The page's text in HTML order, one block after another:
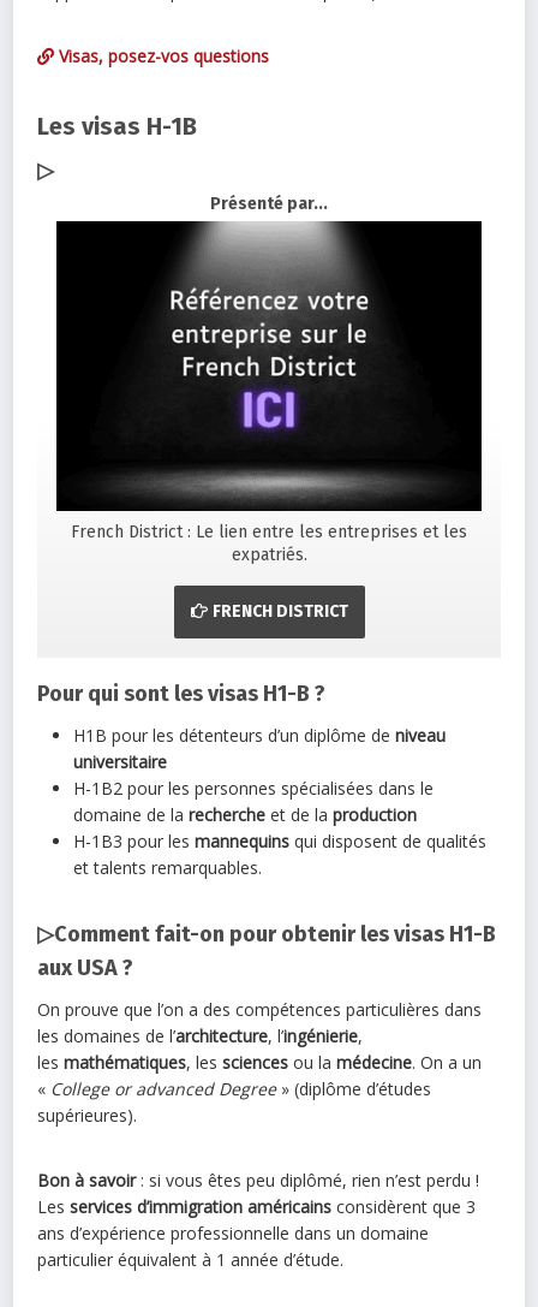
Visas, posez-vos questions
Les visas H-1B
▷
Présenté par...
French District : Le lien entre les entreprises et les
expatriés.
FRENCH DISTRICT
Pour qui sont les visas H1-B ?
H1B pour les détenteurs d’un diplôme deniveau
universitaire
H-1B2 pour les personnes spécialisées dans le
domaine de larecherche et de laproduction
H-1B3 pour lesmannequins qui disposent de qualités
et talents remarquables.
▷Comment fait-on pour obtenir les visas H1-B
aux USA ?
On prouve que l’on a des compétences particulières dans
les domaines de l’architecture, l’ingénierie,
lesmathématiques, les sciences ou lamédecine. On a un
« College or advanced Degree» (diplôme d’études
supérieures).
Bon à savoir: si vous êtes peu diplômé, rien n’est perdu !
Lesservices d’immigration américains considèrent que 3
ans d’expérience professionnelle dans un domaine
particulier équivalent à 1 année d’étude.